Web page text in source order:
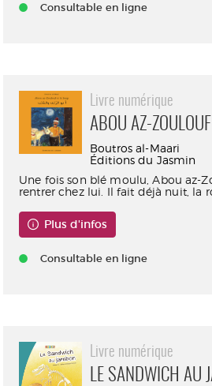
Consultable en ligne
Livre numérique
ABOU AZ-
Boutros al-Maari
Éditions du Jasmin
Une fois son blé moulu, Abou az-
rentrer chez lui. Il fait déjà nuit, la
Plus d'infos
Consultable en ligne
Livre numérique
LE SANDWICH AU